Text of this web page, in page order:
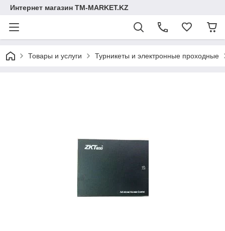
Интернет магазин TM-MARKET.KZ
Товары и услуги Турникеты и электронные проходные